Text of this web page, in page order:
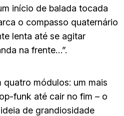
início de balada tocada
o compasso quaternário
lenta até se agitar
na frente…”.
módulos: um mais
funk até cair no fim – o
de grandiosidade